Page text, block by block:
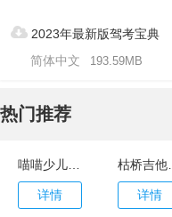
2023年最新版驾考宝典
简体中文
193.59MB
热门推荐
详情 详情